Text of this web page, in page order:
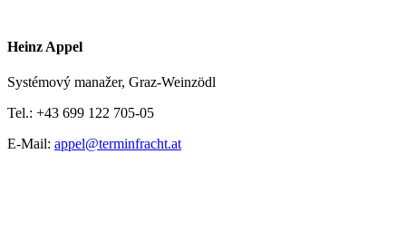
Heinz Appel
Systémový manažer, Graz-Weinzödl
Tel.: +43 699 122 705-05
E-Mail: appel@terminfracht.at